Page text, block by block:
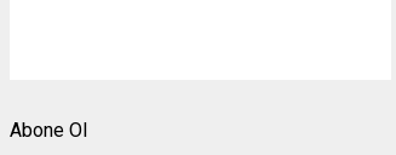
Abone Ol